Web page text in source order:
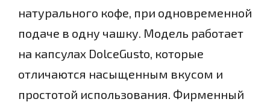
натурального кофе, при одновременной
подаче в одну чашку. Модель работает
на капсулах DolceGusto, которые
отличаются насыщенным вкусом и
простотой использования. Фирменный